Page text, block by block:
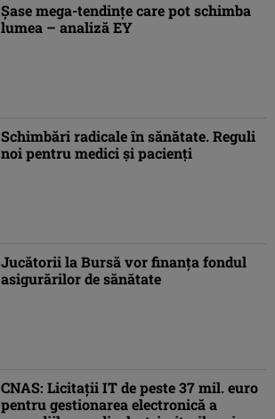
Şase mega-tendinţe care pot schimba
lumea – analiză EY
Schimbări radicale în sănătate. Reguli
noi pentru medici și pacienți
Jucătorii la Bursă vor finanţa fondul
asigurărilor de sănătate
CNAS: Licitaţii IT de peste 37 mil. euro
pentru gestionarea electronică a